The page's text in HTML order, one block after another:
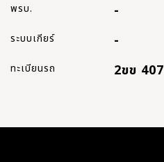
พรบ. -
ระบบเกียร์ -
ทะเบียนรถ 2ขข 407